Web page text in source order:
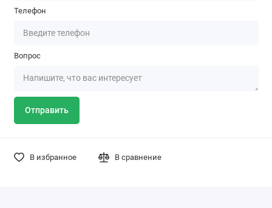
Телефон
Вопрос
Отправить
В избранное В сравнение